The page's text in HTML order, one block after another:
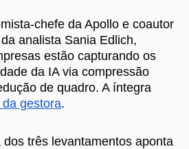
chefe da Apollo e coautor
analista Sania Edlich,
estão capturando os
da IA via compressão
de quadro. A íntegra
gestora.
três levantamentos aponta